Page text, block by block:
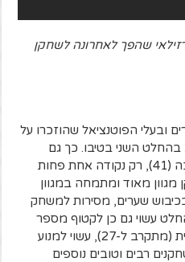
שהפך לאחרונה לשחקן
ובעלי הפוטנציאל שהוזכרו על
בהחלט השני בטיבו. כך גם
משתקף בכמות הנקודות להן זכה (41), רק נקודה אחת פחות
מאוד ומתמחה במגוון
שערים, מסירות למשחק
עשוי גם כן לקטוף מספר
כדורי זהב, אך גילו המבוגר יחסית (מתקרב ל-27), עשוי למנוע
רבים וטובים נוספים